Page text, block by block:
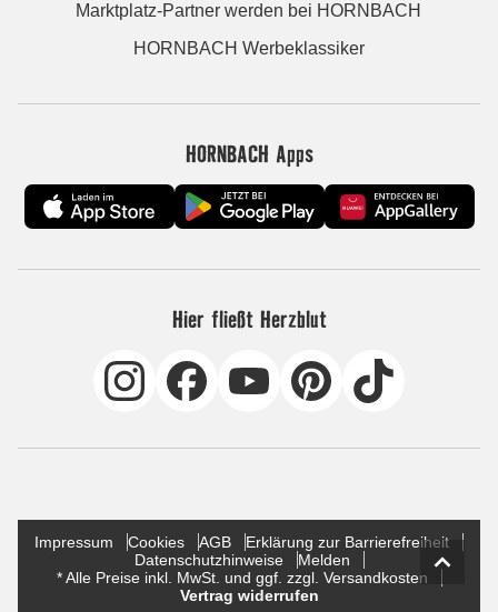
Marktplatz-Partner werden bei HORNBACH
HORNBACH Werbeklassiker
HORNBACH Apps
Hier fließt Herzblut
Impressum Cookies AGB
Erklärung zur Barrierefreiheit
Datenschutzhinweise
Melden
* Alle Preise inkl. MwSt. und ggf. zzgl. Versandkosten
Vertrag widerrufen